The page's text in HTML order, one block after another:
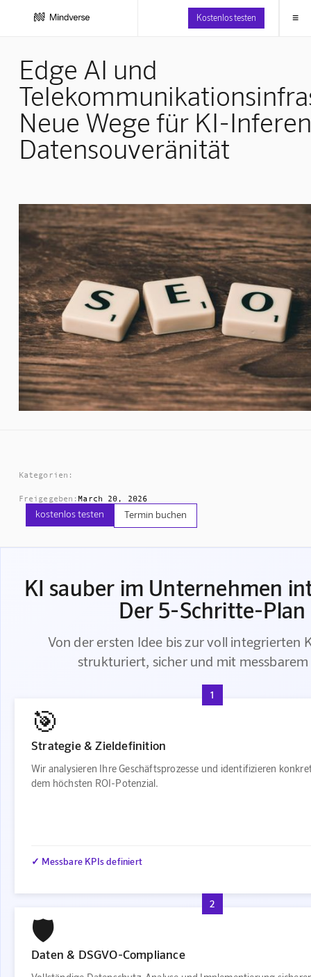
Kostenlos testen ≡
Edge AI und
Neue Wege für KI-
Datensouveränität
Kategorien:
Freigegeben: March 20, 2026
kostenlos testen Termin buchen
KI sauber im Unternehmen
Der 5-Schritte-Plan
Von der ersten Idee bis zur voll integrierten
strukturiert, sicher und mit
1
🎯
Strategie & Zieldefinition
Wir analysieren Ihre Geschäftsprozesse und identifizieren
dem höchsten ROI-Potenzial.
✓ Messbare KPIs definiert
2
🛡️
Daten & DSGVO-Compliance